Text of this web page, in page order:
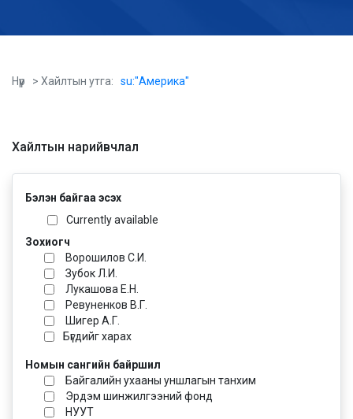
Нүүр > Хайлтын утга: su:"Америка"
Хайлтын нарийвчлал
Бэлэн байгаа эсэх
Currently available
Зохиогч
Ворошилов С.И.
Зубок Л.И.
Лукашова Е.Н.
Ревуненков В.Г.
Шигер А.Г.
Бүгдийг харах
Номын сангийн байршил
Байгалийн ухааны уншлагын танхим
Эрдэм шинжилгээний фонд
НУУТ